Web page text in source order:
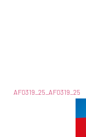
AF0319_25_AF0319_25